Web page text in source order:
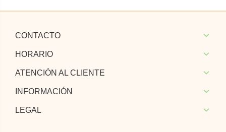
CONTACTO
HORARIO
ATENCIÓN AL CLIENTE
INFORMACIÓN
LEGAL